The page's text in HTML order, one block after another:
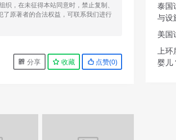
，在未征得本站同意时，禁止复制、
原著者的合法权益，可联系我们进行
分享 收藏 点赞(0)
泰国
与设
美国
上环
婴儿